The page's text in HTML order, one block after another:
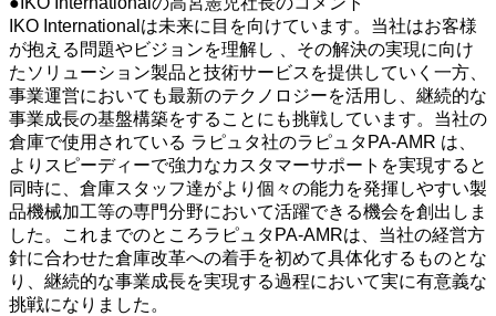
IKO Internationalは未来に目を向けています。当社はお客様
が抱える問題やビジョンを理解し 、その解決の実現に向け
たソリューション製品と技術サービスを提供していく一方、
事業運営においても最新のテクノロジーを活用し、継続的な
事業成長の基盤構築をすることにも挑戦しています。当社の
倉庫で使用されている ラピュタ社のラピュタPA-AMR は、
よりスピーディーで強力なカスタマーサポートを実現すると
同時に、倉庫スタッフ達がより個々の能力を発揮しやすい製
品機械加工等の専門分野において活躍できる機会を創出しま
した。これまでのところラピュタPA-AMRは、当社の経営方
針に合わせた倉庫改革への着手を初めて具体化するものとな
り、継続的な事業成長を実現する過程において実に有意義な
挑戦になりました。